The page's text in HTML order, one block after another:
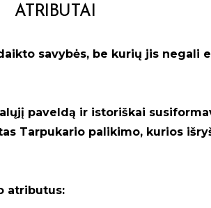
ATRIBUTAI
savybės, be kurių jis negali
paveldą ir istoriškai
Tarpukario palikimo, kurios
atributus: